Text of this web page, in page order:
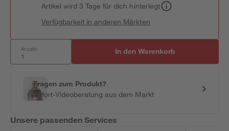
Artikel wird 3 Tage für dich hinterlegt
Verfügbarkeit in anderen Märkten
Anzahl: In den Warenkorb
Fragen zum Produkt?
Sofort-Videoberatung aus dem Markt
Unsere passenden Services